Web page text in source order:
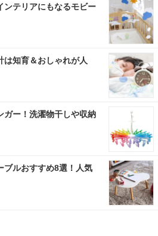
ンテリアにもなるモビー
は知育＆おしゃれが人
ガー！洗濯物干しや収納
ブルおすすめ8選！人気